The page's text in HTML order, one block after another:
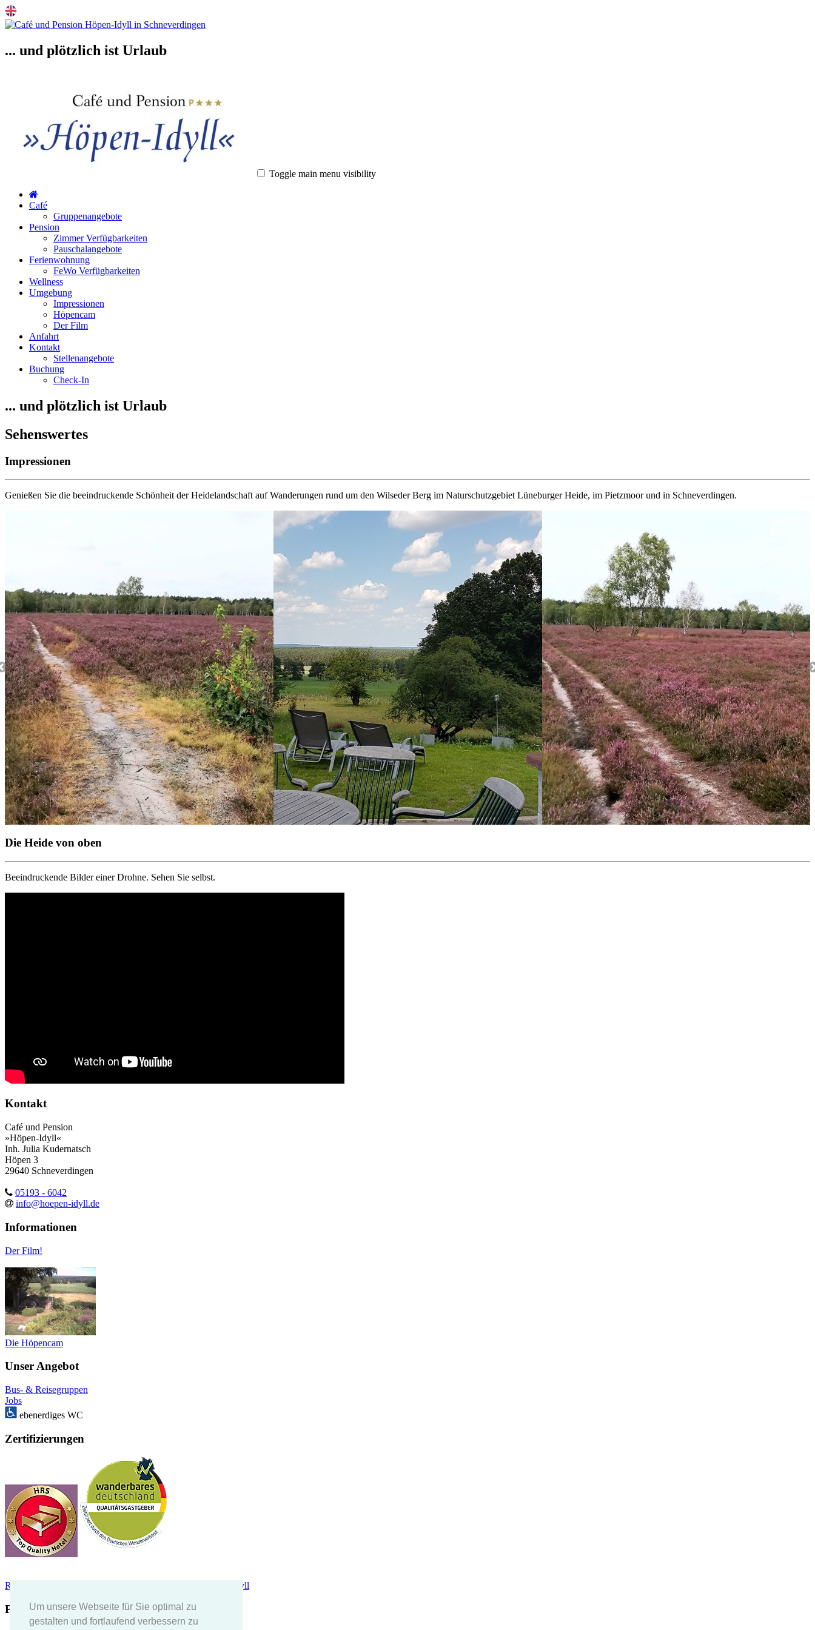
Um unsere Webseite für Sie optimal zu
gestalten und fortlaufend verbessern zu
... und plötzlich ist Urlaub
Toggle main menu visibility
Café
Gruppenangebote
Pension
Zimmer Verfügbarkeiten
Pauschalangebote
Ferienwohnung
FeWo Verfügbarkeiten
Wellness
Umgebung
Impressionen
Höpencam
Der Film
Anfahrt
Kontakt
Stellenangebote
Buchung
Check-In
... und plötzlich ist Urlaub
Sehenswertes
Impressionen
Genießen Sie die beeindruckende Schönheit der Heidelandschaft auf Wanderungen rund um den Wilseder Berg im Naturschutzgebiet Lüneburger Heide, im Pietzmoor und in Schneverdingen.
Die Heide von oben
Beeindruckende Bilder einer Drohne. Sehen Sie selbst.
Kontakt
Café und Pension
»Höpen-Idyll«
Inh. Julia Kudernatsch
Höpen 3
29640 Schneverdingen
05193 - 6042
info@hoepen-idyll.de
Informationen
Der Film!
Die Höpencam
Unser Angebot
Bus- & Reisegruppen
Jobs
ebenerdiges WC
Zertifizierungen
Restaurant Guru 2022 Café und Pension Höpen-Idyll
Partner